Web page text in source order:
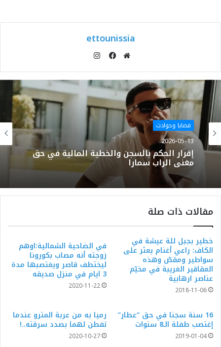
ettounissia
الويب
قضايا وحوادث
2026-05-13
إقرار الحكم بالسجن والخطية المالية في حق
مغني الراب سمارا
مقالات ذات صلة
خطير بجبل للة عيشة في
الكاف: راعي أغنام يعثر على
سواطير ومقصّ وهذه
العقاقير الغريبة في مخيّم
عناصر ارهابية
2018-11-06
في الضاحية الشمالية:اوهم
زوجته أنه مصاب بكورونا
ليختطف قاصر ويغتصبها مدة
3 ايام في منزل صديقه
2020-11-22
16 سنة سجنا في حق “عطار”
إغتصب طفلة الـ8 سنوات
2019-01-04
رميا به من عربة المترو عندما
تفطن لهما بصدد سرقته..!
2020-10-27